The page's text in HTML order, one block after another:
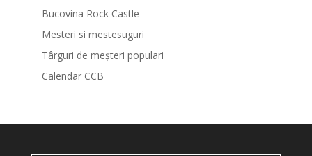
Bucovina Rock Castle
Mesteri si mestesuguri
Târguri de meșteri populari
Calendar CCB